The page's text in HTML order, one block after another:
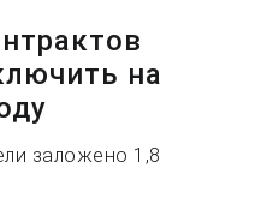
на
заложено 1,8